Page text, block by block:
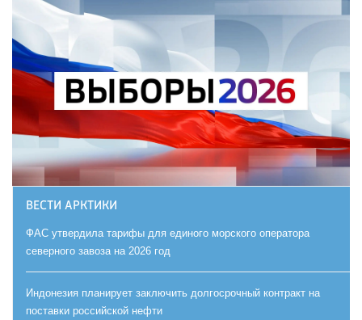
ВЕСТИ АРКТИКИ
ФАС утвердила тарифы для единого морского оператора
северного завоза на 2026 год
Индонезия планирует заключить долгосрочный контракт на
поставки российской нефти